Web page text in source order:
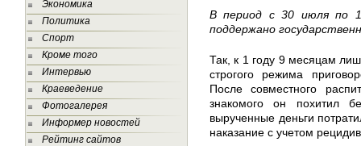
Экономика
Политика
Спорт
Кроме того
Интервью
Краеведение
Фотогалерея
Информер новостей
Рейтинг сайтов
В период с 30 июля по
поддержано
Так, к 1 году 9 месяцам
строгого режима
После совместного
знакомого он похитил
вырученные деньги
наказание с учетом